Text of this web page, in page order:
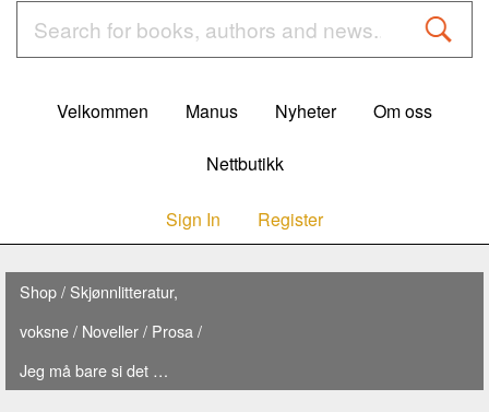
Velkommen Manus Nyheter Om oss
Nettbutikk
Sign In Register
Shop/ Skjønnlitteratur,
voksne/ Noveller/ Prosa /
Jeg må bare si det …